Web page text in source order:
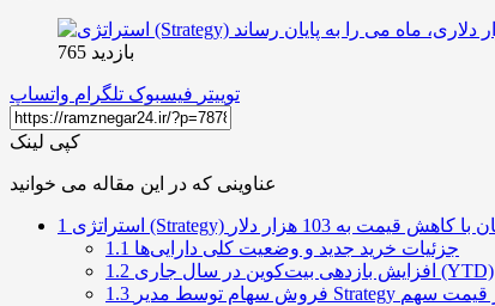
بازدید 765
توییتر فیسبوک تلگرام واتساپ
کپی لینک
عناوینی که در این مقاله می خوانید
1
1.1 جزئیات خرید جدید و وضعیت کلی دارایی‌ها
1.2
افزایش بازدهی بیت‌کوین در سال جاری (YTD)
1.3